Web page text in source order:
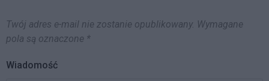
Twój adres e-mail nie zostanie opublikowany. Wymagane
pola są oznaczone *
Wiadomość